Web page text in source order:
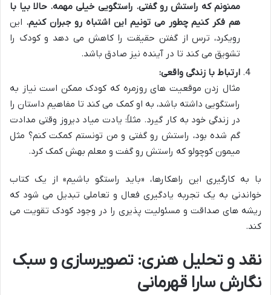
ممنونم که راستش رو گفتی. راستگویی خیلی مهمه. حالا بیا با
هم فکر کنیم چطور می تونیم این اشتباه رو جبران کنیم. این
رویکرد، ترس از گفتن حقیقت را کاهش می دهد و کودک را
تشویق می کند تا در آینده نیز صادق باشد.
ارتباط با زندگی واقعی:
مثال زدن موقعیت های روزمره که کودک ممکن است نیاز به
راستگویی داشته باشد، به او کمک می کند تا مفاهیم داستان را
در زندگی خود به کار گیرد. مثلاً: یادت میاد دیروز وقتی مدادت
گم شده بود، راستش رو گفتی و من تونستم کمکت کنم؟ مثل
میمون کوچولو که راستش رو گفت و معلم بهش کمک کرد.
با به کارگیری این راهکارها، «باید راستگو باشیم» از یک کتاب
خواندنی به یک تجربه یادگیری فعال و تعاملی تبدیل می شود که
ریشه های صداقت و مسئولیت پذیری را در وجود کودک تقویت می
کند.
نقد و تحلیل هنری: تصویرسازی و سبک
نگارش سارا قهرمانی